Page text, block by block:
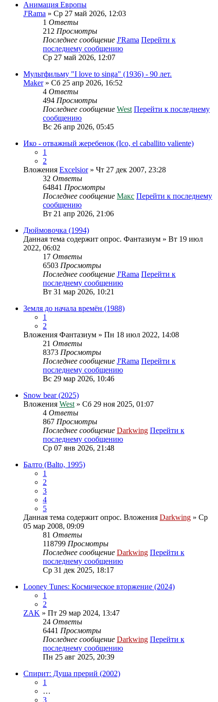
Анимация Европы
J'Rama » Ср 27 май 2026, 12:03
1 Ответы
212 Просмотры
Последнее сообщение J'Rama Перейти к
последнему сообщению
Ср 27 май 2026, 12:07
Мультфильму "I love to singa" (1936) - 90 лет.
Maker» Сб 25 апр 2026, 16:52
4 Ответы
494 Просмотры
Последнее сообщение West Перейти к последнему
сообщению
Вс 26 апр 2026, 05:45
Ико - отважный жеребенок (Ico, el caballito valiente)
1
2
Вложения Excelsior» Чт 27 дек 2007, 23:28
32 Ответы
64841 Просмотры
Последнее сообщение Макс Перейти к последнему
сообщению
Вт 21 апр 2026, 21:06
Дюймовочка (1994)
Данная тема содержит опрос. Фантазиум » Вт 19 июл
2022, 06:02
17 Ответы
6503 Просмотры
Последнее сообщение J'Rama Перейти к
последнему сообщению
Вт 31 мар 2026, 10:21
Земля до начала времён (1988)
1
2
Вложения Фантазиум » Пн 18 июл 2022, 14:08
21 Ответы
8373 Просмотры
Последнее сообщение J'Rama Перейти к
последнему сообщению
Вс 29 мар 2026, 10:46
Snow bear (2025)
Вложения West » Сб 29 ноя 2025, 01:07
4 Ответы
867 Просмотры
Последнее сообщение Darkwing Перейти к
последнему сообщению
Ср 07 янв 2026, 21:48
Балто (Balto, 1995)
1
2
3
4
5
Данная тема содержит опрос. Вложения Darkwing » Ср
05 мар 2008, 09:09
81 Ответы
118799 Просмотры
Последнее сообщение Darkwing Перейти к
последнему сообщению
Ср 31 дек 2025, 18:17
Looney Tunes: Космическое вторжение (2024)
1
2
ZAK » Пт 29 мар 2024, 13:47
24 Ответы
6441 Просмотры
Последнее сообщение Darkwing Перейти к
последнему сообщению
Пн 25 авг 2025, 20:39
Спирит: Душа прерий (2002)
1
…
3